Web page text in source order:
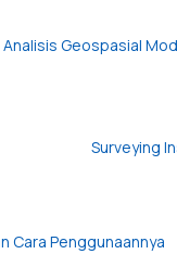
Geospasial
Surveying
Cara Penggunaannya